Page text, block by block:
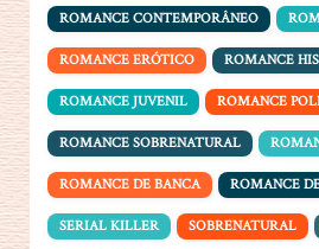
ROMANCE CONTEMPORÂNEO
ROMANCE ERÓTICO ROMANCE
ROMANCE JUVENIL ROMANCE
ROMANCE SOBRENATURAL
ROMANCE DE BANCA ROMANCE
SERIAL KILLER SOBRENATURAL